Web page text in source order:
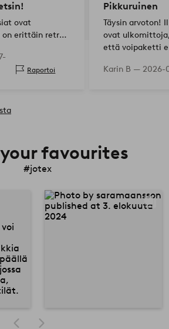
ovat
on erittäin retro-
Juuri sitä mitä
täältä.Raportoi
Pikkuruinen
Täysin arvoton!
ovat
että voipaketti
Karin B — 2026-
favourites
#jotex